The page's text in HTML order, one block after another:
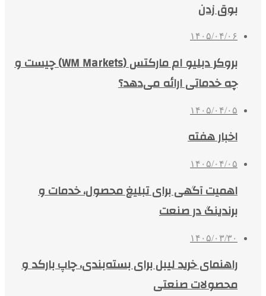
بوق زدن
۱۴۰۵/۰۴/۰۶
بروکر دبلیو ام مارکتس (WM Markets) چیست و
چه خدماتی ارائه می‌دهد؟
۱۴۰۵/۰۴/۰۵
اخبار هفته
۱۴۰۵/۰۴/۰۵
اهمیت آگهی برای تبلیغ محصول، خدمات و
برندینگ در صنعت
۱۴۰۵/۰۳/۳۰
راهنمای خرید لیبل برای بسته‌بندی، چاپ بارکد و
محصولات صنعتی